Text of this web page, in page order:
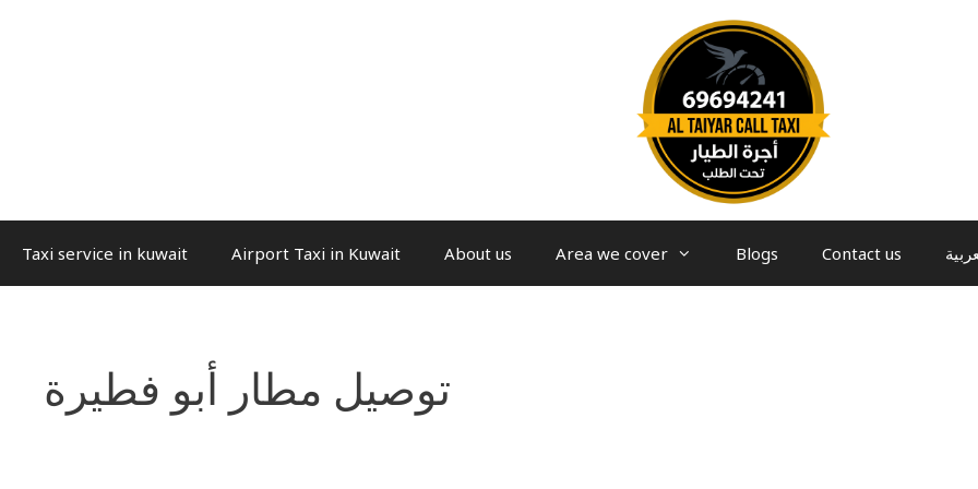
Taxi service in kuwait Airport Taxi in Kuwait About us Area we cover Blogs Contact us
توصيل مطار أبو فطيرة